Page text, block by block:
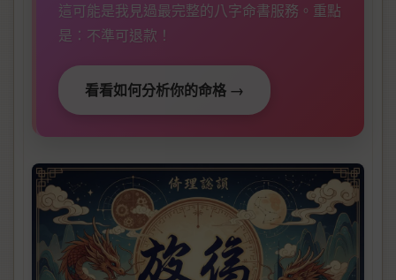
這可能是我見過最完整的八字命書服務。重點
是：不準可退款！
看看如何分析你的命格 →